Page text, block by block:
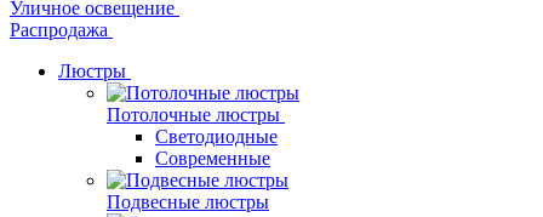
Уличное освещение
Распродажа
Люстры
Потолочные люстры
Светодиодные
Современные
Подвесные люстры